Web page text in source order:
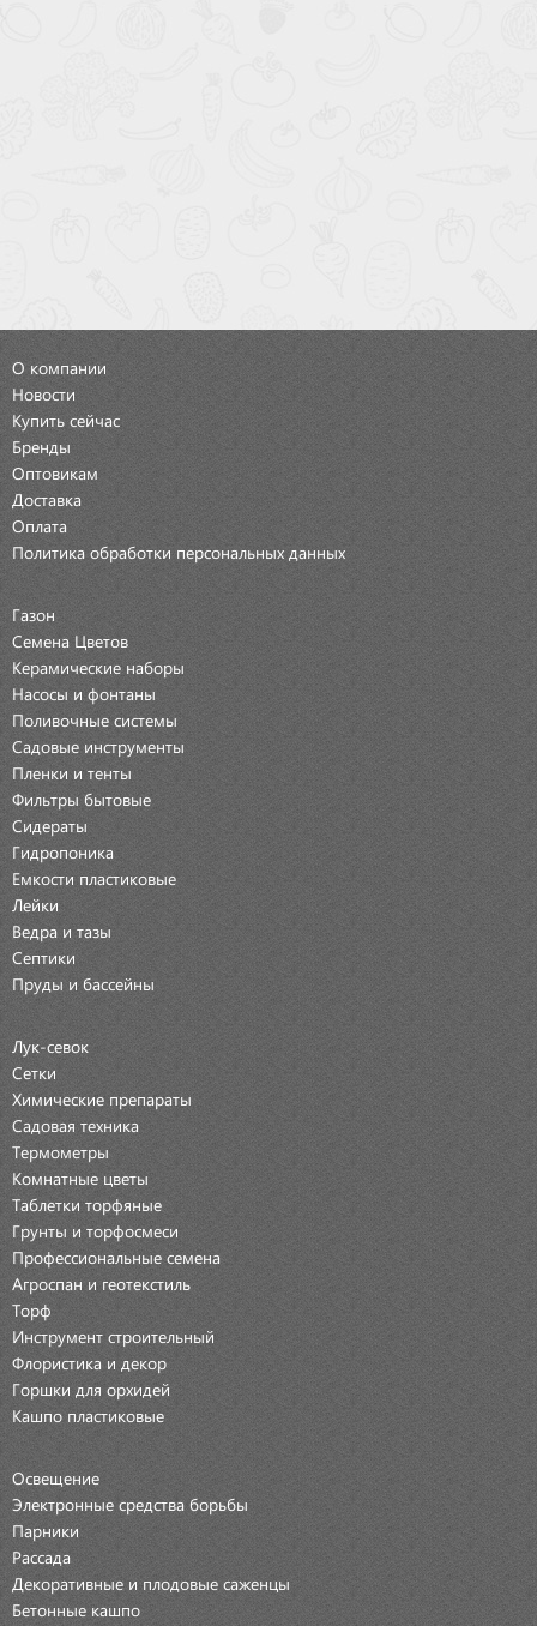
О компании
Новости
Купить сейчас
Бренды
Оптовикам
Доставка
Оплата
Политика обработки персональных данных
Газон
Семена Цветов
Керамические наборы
Насосы и фонтаны
Поливочные системы
Садовые инструменты
Пленки и тенты
Фильтры бытовые
Сидераты
Гидропоника
Емкости пластиковые
Лейки
Ведра и тазы
Септики
Пруды и бассейны
Лук-севок
Сетки
Химические препараты
Садовая техника
Термометры
Комнатные цветы
Таблетки торфяные
Грунты и торфосмеси
Профессиональные семена
Агроспан и геотекстиль
Торф
Инструмент строительный
Флористика и декор
Горшки для орхидей
Кашпо пластиковые
Освещение
Электронные средства борьбы
Парники
Рассада
Декоративные и плодовые саженцы
Бетонные кашпо